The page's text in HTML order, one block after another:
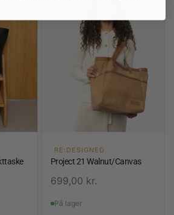
RE:DESIGNED
Project 21 Walnut/Canvas
699,00 kr.
På lager